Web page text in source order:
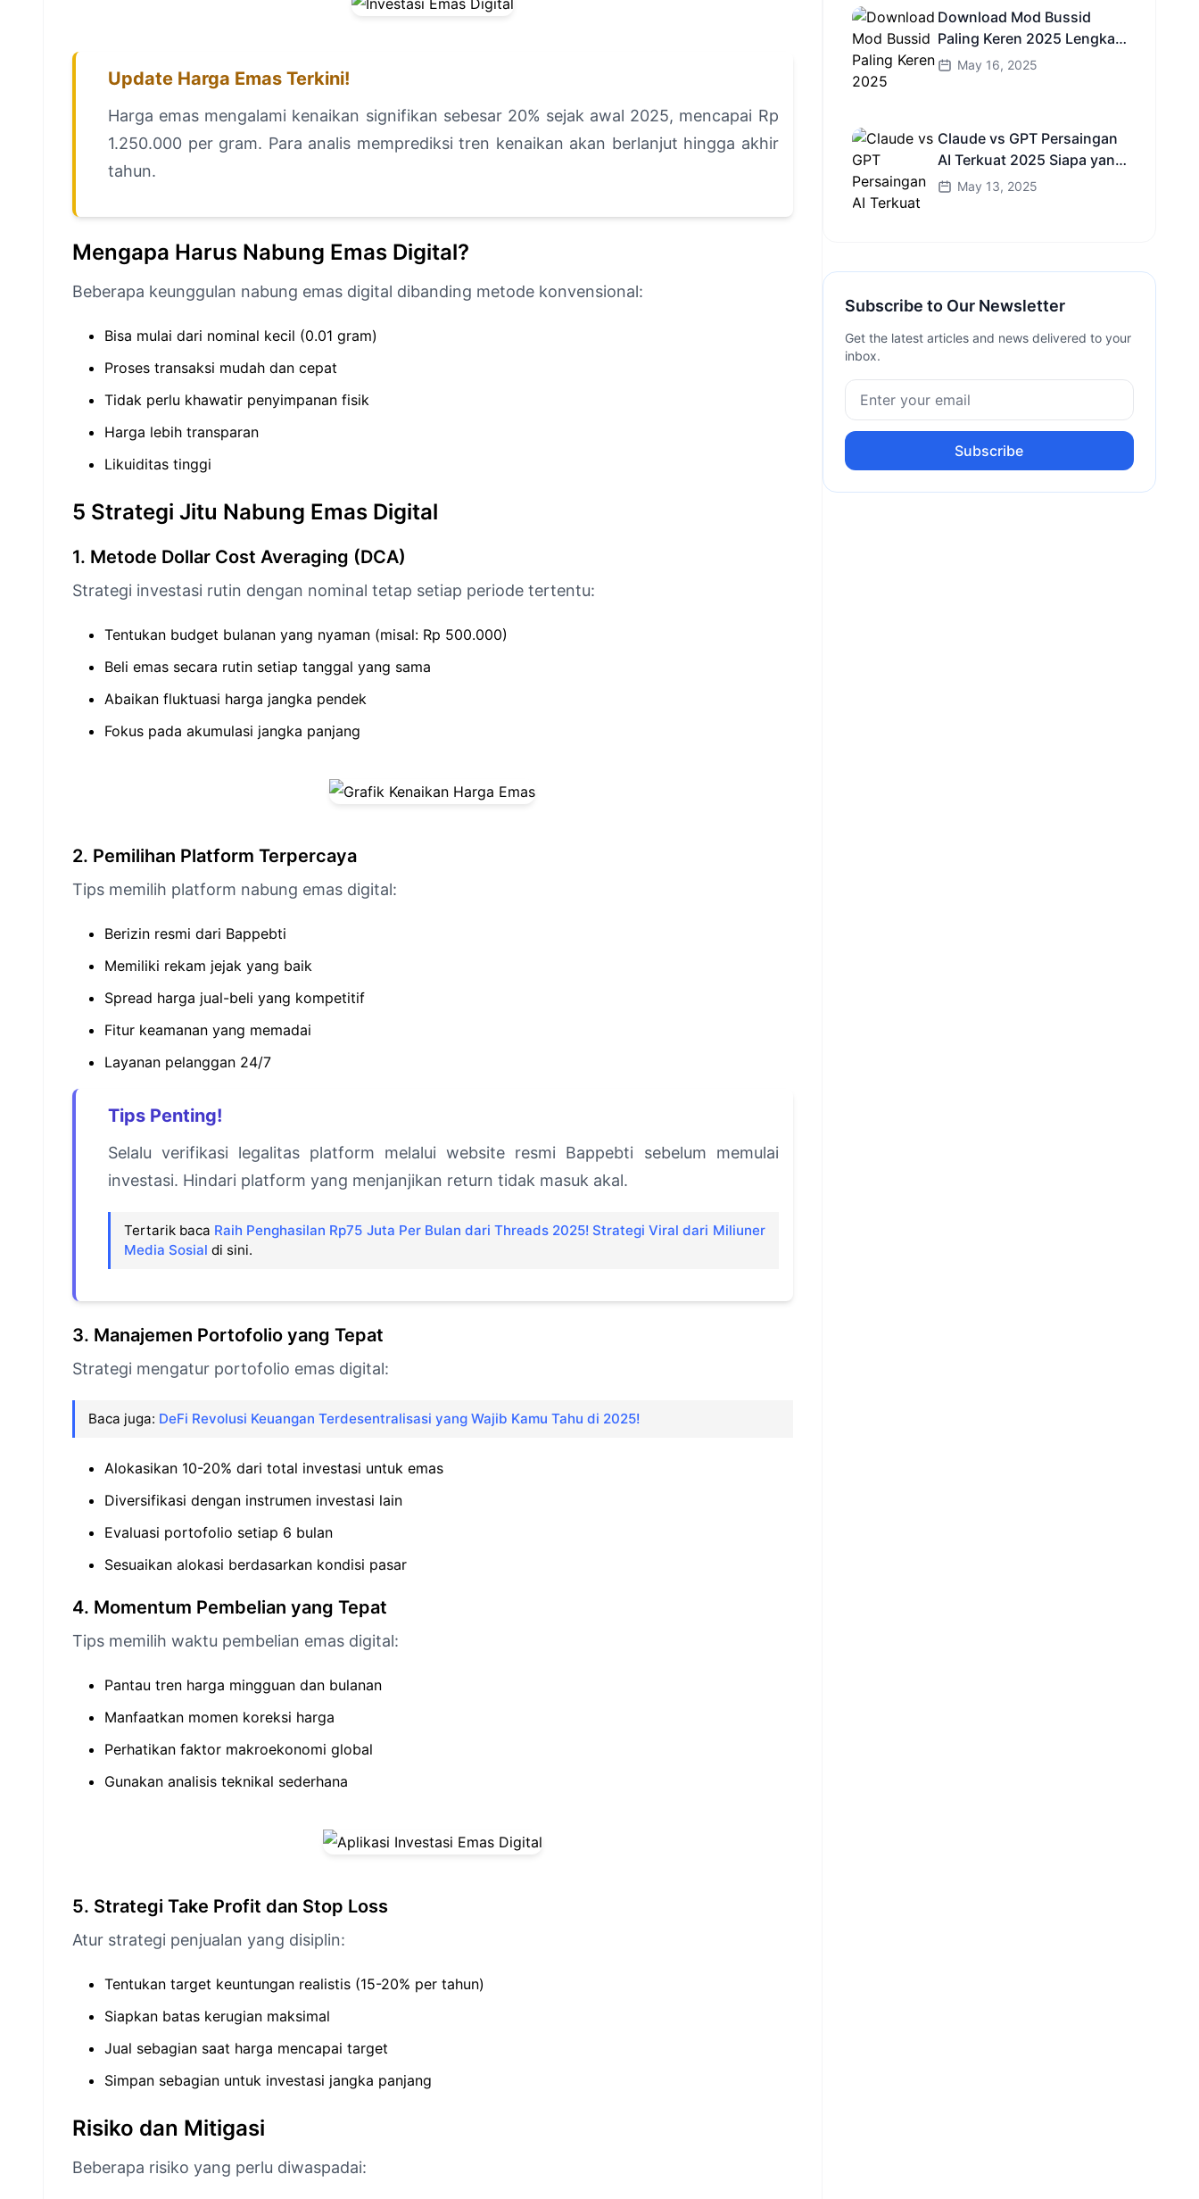
Update Harga Emas Terkini!
Harga emas mengalami kenaikan signifikan sebesar 20% sejak awal 2025, mencapai Rp
1.250.000 per gram. Para analis memprediksi tren kenaikan akan berlanjut hingga akhir
tahun.
Mengapa Harus Nabung Emas Digital?
Beberapa keunggulan nabung emas digital dibanding metode konvensional:
Bisa mulai dari nominal kecil (0.01 gram)
Proses transaksi mudah dan cepat
Tidak perlu khawatir penyimpanan fisik
Harga lebih transparan
Likuiditas tinggi
5 Strategi Jitu Nabung Emas Digital
1. Metode Dollar Cost Averaging (DCA)
Strategi investasi rutin dengan nominal tetap setiap periode tertentu:
Tentukan budget bulanan yang nyaman (misal: Rp 500.000)
Beli emas secara rutin setiap tanggal yang sama
Abaikan fluktuasi harga jangka pendek
Fokus pada akumulasi jangka panjang
2. Pemilihan Platform Terpercaya
Tips memilih platform nabung emas digital:
Berizin resmi dari Bappebti
Memiliki rekam jejak yang baik
Spread harga jual-beli yang kompetitif
Fitur keamanan yang memadai
Layanan pelanggan 24/7
Tips Penting!
Selalu verifikasi legalitas platform melalui website resmi Bappebti sebelum memulai
investasi. Hindari platform yang menjanjikan return tidak masuk akal.
Tertarik baca Raih Penghasilan Rp75 Juta Per Bulan dari Threads 2025! Strategi Viral dari Miliuner
Media Sosial di sini.
3. Manajemen Portofolio yang Tepat
Strategi mengatur portofolio emas digital:
Baca juga: DeFi Revolusi Keuangan Terdesentralisasi yang Wajib Kamu Tahu di 2025!
Alokasikan 10-20% dari total investasi untuk emas
Diversifikasi dengan instrumen investasi lain
Evaluasi portofolio setiap 6 bulan
Sesuaikan alokasi berdasarkan kondisi pasar
4. Momentum Pembelian yang Tepat
Tips memilih waktu pembelian emas digital:
Pantau tren harga mingguan dan bulanan
Manfaatkan momen koreksi harga
Perhatikan faktor makroekonomi global
Gunakan analisis teknikal sederhana
5. Strategi Take Profit dan Stop Loss
Atur strategi penjualan yang disiplin:
Tentukan target keuntungan realistis (15-20% per tahun)
Siapkan batas kerugian maksimal
Jual sebagian saat harga mencapai target
Simpan sebagian untuk investasi jangka panjang
Risiko dan Mitigasi
Beberapa risiko yang perlu diwaspadai:
Download Mod Bussid
Paling Keren 2025 Lengkap
Mobil Bus dan Truk HD
May 16, 2025
Claude vs GPT Persaingan
AI Terkuat 2025 Siapa yang
Lebih Cerdas?
May 13, 2025
Subscribe to Our Newsletter
Get the latest articles and news delivered to your
inbox.
Subscribe